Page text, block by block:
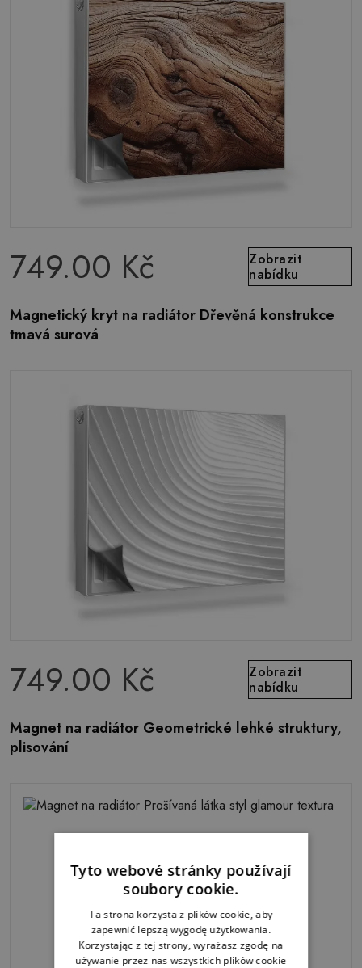
749.00 Kč
Zobrazit
nabídku
Magnetický kryt na radiátor Dřevěná konstrukce
tmavá surová
749.00 Kč
Zobrazit
nabídku
Magnet na radiátor Geometrické lehké struktury,
plisování
Tyto webové stránky používají
soubory cookie.
Ta strona korzysta z plików cookie, aby
zapewnić lepszą wygodę użytkowania.
Korzystając z tej strony, wyrażasz zgodę na
używanie przez nas wszystkich plików cookie